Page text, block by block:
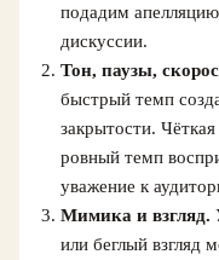
подадим
дискуссии.
Тон, паузы,
быстрый темп
закрытости.
ровный темп
уважение к
Мимика и взгляд.
или беглый взгляд